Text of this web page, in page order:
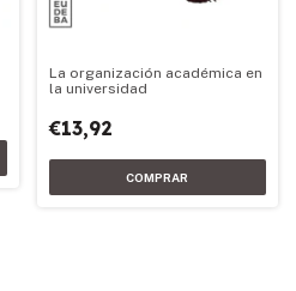
La organización académica en
la universidad
€13,92